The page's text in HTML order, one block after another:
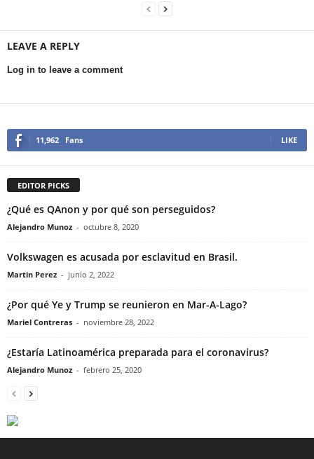
LEAVE A REPLY
Log in to leave a comment
11,962 Fans LIKE
EDITOR PICKS
¿Qué es QAnon y por qué son perseguidos?
Alejandro Munoz - octubre 8, 2020
Volkswagen es acusada por esclavitud en Brasil.
Martin Perez - junio 2, 2022
¿Por qué Ye y Trump se reunieron en Mar-A-Lago?
Mariel Contreras - noviembre 28, 2022
¿Estaría Latinoamérica preparada para el coronavirus?
Alejandro Munoz - febrero 25, 2020